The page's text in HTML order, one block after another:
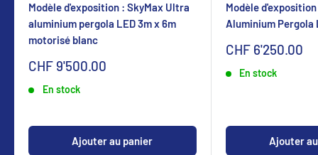
Modèle d'exposition : SkyMax Ultra
aluminium pergola LED 3m x 6m
motorisé blanc
Sonderpreis
CHF 9'500.00
En stock
Ajouter au panier
Modèle
Aluminium Pergola
Sonderpreis
CHF 6'250.00
En stock
Ajouter